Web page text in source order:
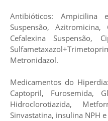
Antibióticos: Ampicilina
Suspensão, Azitromicina,
Cefalexina Suspensão,
Metronidazol.
Medicamentos do
Captopril, Furosemida,
Hidroclorotiazida,
Sinvastatina, insulina NPH e